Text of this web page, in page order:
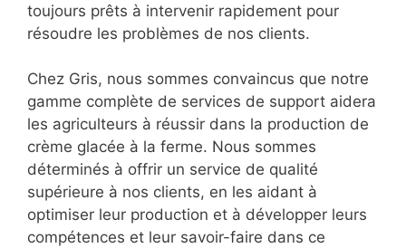
toujours prêts à intervenir rapidement pour
résoudre les problèmes de nos clients.
Chez Gris, nous sommes convaincus que notre
gamme complète de services de support aidera
les agriculteurs à réussir dans la production de
crème glacée à la ferme. Nous sommes
déterminés à offrir un service de qualité
supérieure à nos clients, en les aidant à
optimiser leur production et à développer leurs
compétences et leur savoir-faire dans ce